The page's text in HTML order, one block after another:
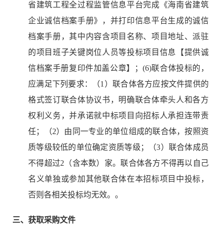
省建筑工程全过程监管信息平台完成《海南省建筑
企业诚信档案手册》，并打印信息平台生成的诚信
档案手册，其中内容含项目名称、项目地址、派驻
的项目班子关键岗位人员等投标项目信息【提供诚
信档案手册复印件加盖公章】；(6)联合体投标的，
应满足下列要求：（1）联合体各方应按文件提供的
格式签订联合体协议书，明确联合体牵头人和各方
权利义务，并承诺就中标项目向招标人承担连带责
任；（2）由同一专业的单位组成的联合体，按照资
质等级较低的单位确定资质等级；（3）联合体成员
不得超过2（含本数）家。联合体各方不得再以自己
名义单独或参加其他联合体在本招标项目中投标，
否则各相关投标均无效。。
三、获取采购文件